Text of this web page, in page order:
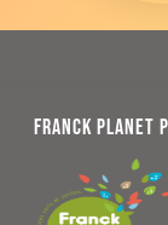
FRANCK PLANET